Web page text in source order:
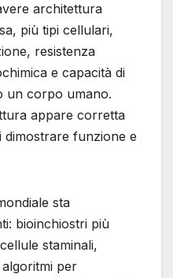
architettura
più tipi cellulari,
resistenza
e capacità di
un corpo umano.
appare corretta
funzione e
sta
bioinchiostri più
staminali,
per